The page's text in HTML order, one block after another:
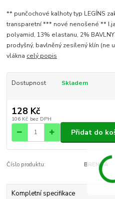
** punčochové kalhoty typ LEGÍNS
transparetní *** nové nenošené **
polyamid, 13% elastanu, 2%
prodyšný, bavlněný zesílený klín (ne
vlákna celý popis
Dostupnost Skladem
128 Kč
106 Kč bez DPH
Přidat do
Číslo produktu: BRENDA
Kompletní specifikace